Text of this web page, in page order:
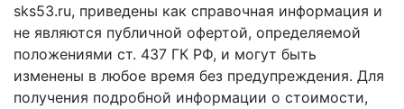
sks53.ru, приведены как справочная информация и
не являются публичной офертой, определяемой
положениями ст. 437 ГК РФ, и могут быть
изменены в любое время без предупреждения. Для
получения подробной информации о стоимости,